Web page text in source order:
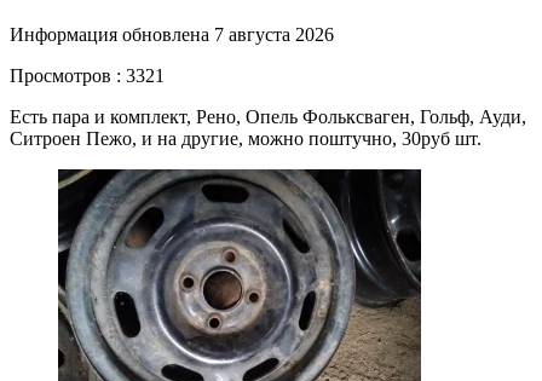
Информация обновлена 7 августа 2026
Просмотров : 3321
Есть пара и комплект, Рено, Опель Фольксваген, Гольф, Ауди,
Ситроен Пежо, и на другие, можно поштучно, 30руб шт.